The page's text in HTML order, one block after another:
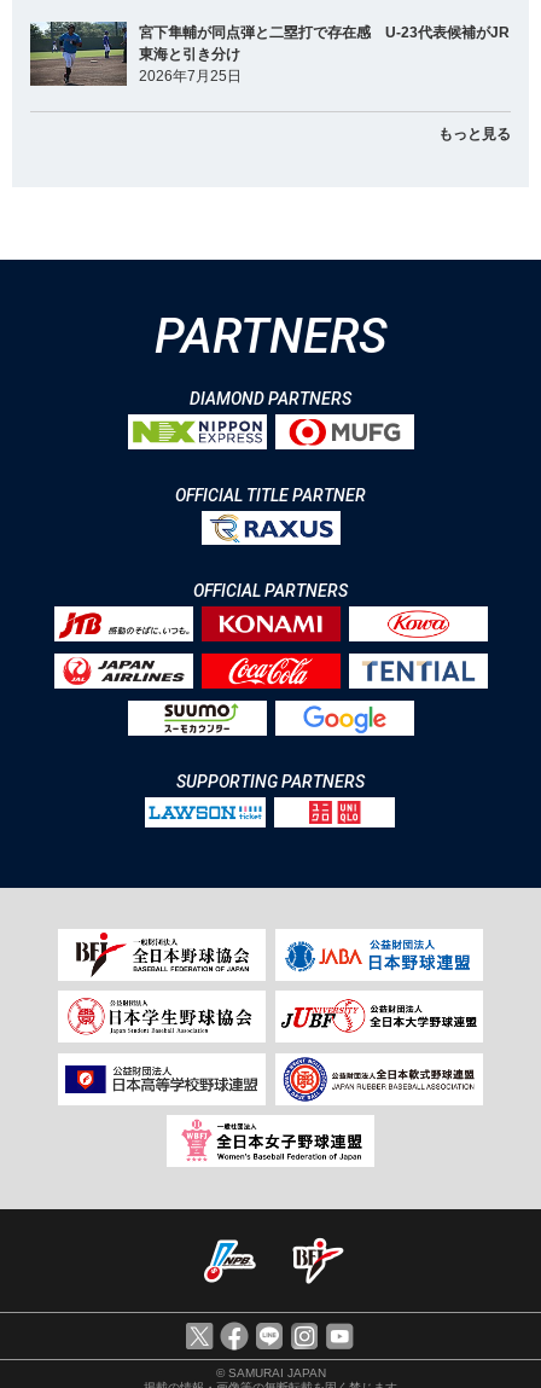
宮下隼輔が同点弾と二塁打で存在感 U-23代表候補がJR
東海と引き分け
2026年7月25日
もっと見る
PARTNERS
DIAMOND PARTNERS
OFFICIAL TITLE PARTNER
OFFICIAL PARTNERS
SUPPORTING PARTNERS
© SAMURAI JAPAN